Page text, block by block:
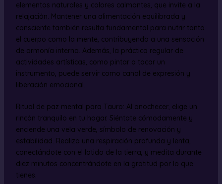
elementos naturales y colores calmantes, que invite a la
relajación. Mantener una alimentación equilibrada y
consciente también resulta fundamental para nutrir tanto
el cuerpo como la mente, contribuyendo a una sensación
de armonía interna. Además, la práctica regular de
actividades artísticas, como pintar o tocar un
instrumento, puede servir como canal de expresión y
liberación emocional.
Ritual de paz mental para Tauro: Al anochecer, elige un
rincón tranquilo en tu hogar. Siéntate cómodamente y
enciende una vela verde, símbolo de renovación y
estabilidad. Realiza una respiración profunda y lenta,
conectándote con el latido de la tierra, y medita durante
diez minutos concentrándote en la gratitud por lo que
tienes.